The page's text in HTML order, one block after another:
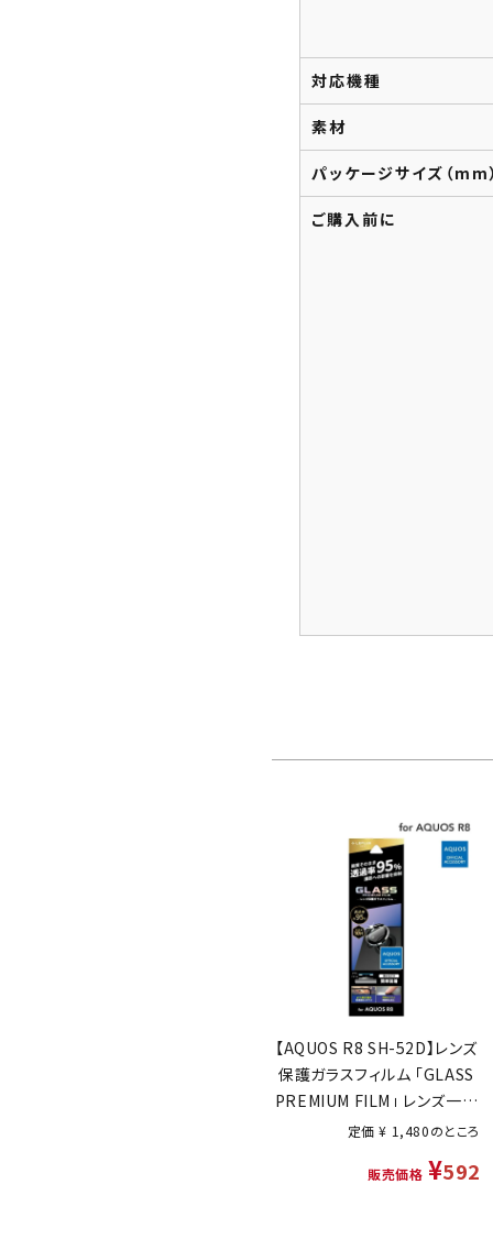
対応機種
素材
パッケージサイズ（mm）
ご購入前に
【AQUOS R8 SH-52D】レンズ
保護ガラスフィルム 「GLASS
PREMIUM FILM」 レンズ一体
型 スーパークリア 高透過度
定価 ¥ 1,480のところ
販売価格 ¥592